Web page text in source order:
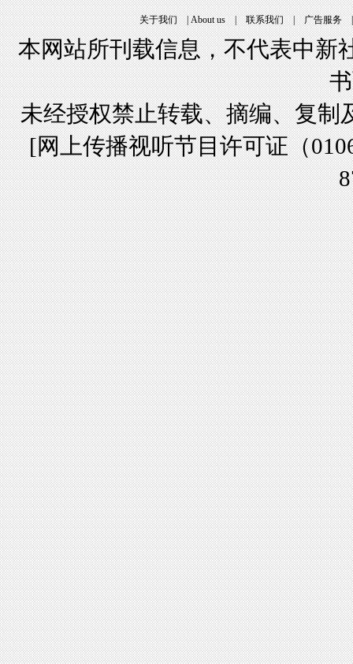
关于我们|About us|联系我们|广告服务
本网站所刊载信息，不代表中新
未经授权禁止转载、摘编、复制
[网上传播视听节目许可证（